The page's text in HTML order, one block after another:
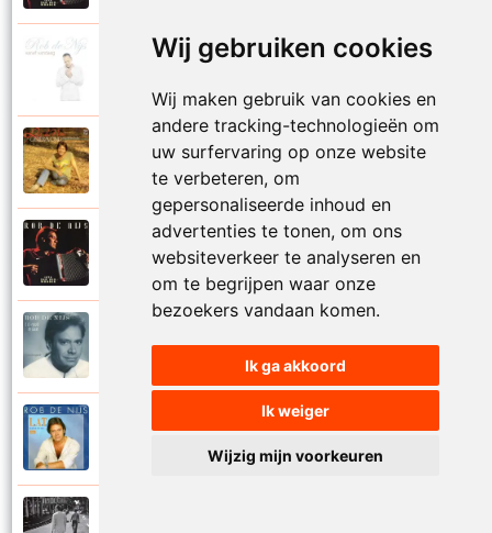
Wij gebruiken cookies
Wij maken gebruik van cookies en
andere tracking-technologieën om
uw surfervaring op onze website
te verbeteren, om
gepersonaliseerde inhoud en
advertenties te tonen, om ons
websiteverkeer te analyseren en
om te begrijpen waar onze
bezoekers vandaan komen.
Ik ga akkoord
Ik weiger
Wijzig mijn voorkeuren
Rob De Nijs
Rob De Nijs
Kleine man
Rob De Nijs
Kleine ster
Rob De Nijs